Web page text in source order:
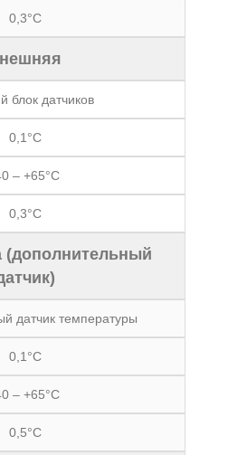
0,3°C
блок датчиков
0,1°C
– +65°C
0,3°C
(дополнительный
датчик температуры
0,1°C
– +65°C
0,5°C